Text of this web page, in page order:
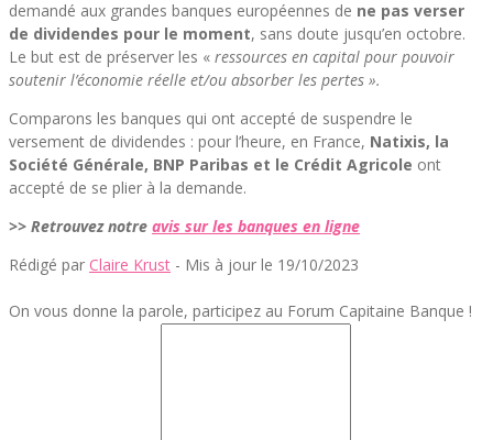
demandé aux grandes banques européennes de ne pas verser
de dividendes pour le moment, sans doute jusqu’en octobre.
Le but est de préserver les « ressources en capital pour pouvoir
soutenir l’économie réelle et/ou absorber les pertes ».
Comparons les banques qui ont accepté de suspendre le
versement de dividendes : pour l’heure, en France, Natixis, la
Société Générale, BNP Paribas et le Crédit Agricole ont
accepté de se plier à la demande.
>> Retrouvez notre avis sur les banques en ligne
Rédigé par Claire Krust - Mis à jour le 19/10/2023
On vous donne la parole, participez au Forum Capitaine Banque !